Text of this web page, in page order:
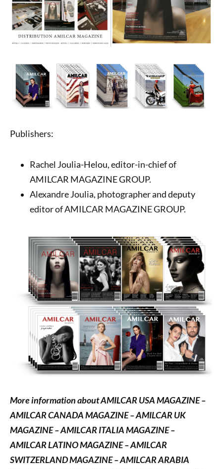
Publishers:
Rachel Joulia-Helou, editor-in-chief of
AMILCAR MAGAZINE GROUP.
Alexandre Joulia, photographer and deputy
editor of AMILCAR MAGAZINE GROUP.
More information about AMILCAR USA MAGAZINE –
AMILCAR CANADA MAGAZINE – AMILCAR UK
MAGAZINE – AMILCAR ITALIA MAGAZINE –
AMILCAR LATINO MAGAZINE – AMILCAR
SWITZERLAND MAGAZINE – AMILCAR ARABIA